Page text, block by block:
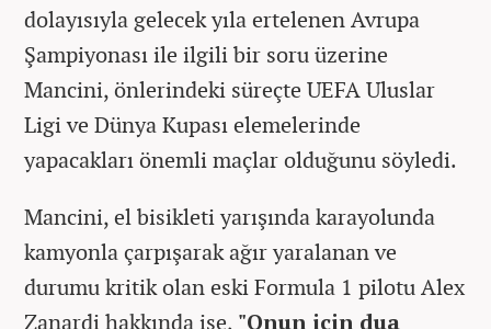
dolayısıyla gelecek yıla ertelenen Avrupa
Şampiyonası ile ilgili bir soru üzerine
Mancini, önlerindeki süreçte UEFA Uluslar
Ligi ve Dünya Kupası elemelerinde
yapacakları önemli maçlar olduğunu söyledi.
Mancini, el bisikleti yarışında karayolunda
kamyonla çarpışarak ağır yaralanan ve
durumu kritik olan eski Formula 1 pilotu Alex
Zanardi hakkında ise, "Onun için dua